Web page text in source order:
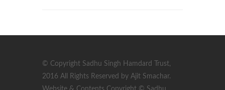
© Copyright Sadhu Singh Hamdard Trust,
2016 All Rights Reserved by Ajit Smachar.